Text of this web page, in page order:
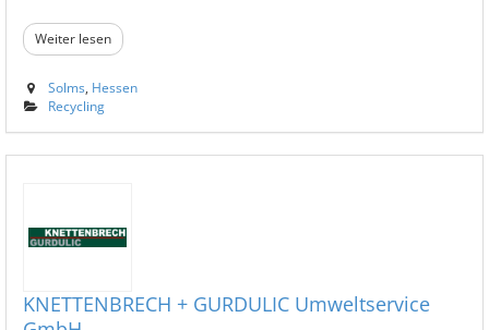
Weiter lesen
Solms Hessen
Recycling
KNETTENBRECH + GURDULIC Umweltservice